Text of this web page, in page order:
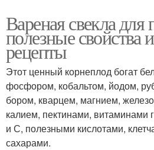
Вареная свекла для
полезные свойства
рецепты
Этот ценный корнеплод богат
фосфором, кобальтом, йодом,
бором, кварцем, магнием,
калием, пектинами, витаминами
и С, полезными кислотами,
сахарами.